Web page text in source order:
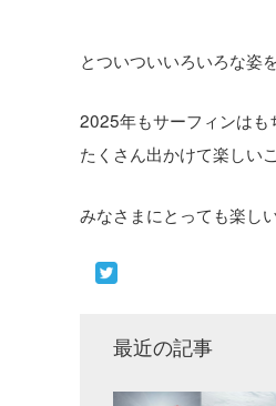
とついついいろいろな姿
2025年もサーフィンはも
たくさん出かけて楽しい
みなさまにとっても楽し
最近の記事